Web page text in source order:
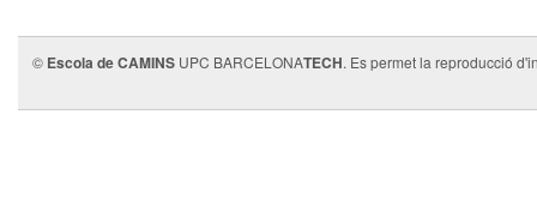
© Escola de CAMINS UPC BARCELONATECH. Es permet la reproducció